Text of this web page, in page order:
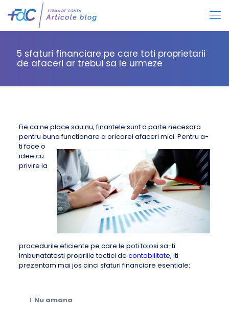
5 sfaturi financiare pe care toti proprietarii
de afaceri ar trebui sa le urmeze
Fie ca ne place sau nu, finantele sunt o parte necesara
pentru buna functionare a oricarei afaceri mici. Pentru a-
ti face o
idee cu
privire la
procedurile eficiente pe care le poti folosi sa-ti
imbunatatesti propriile tactici de contabilitate, iti
prezentam mai jos cinci sfaturi financiare esentiale:
Nu amana